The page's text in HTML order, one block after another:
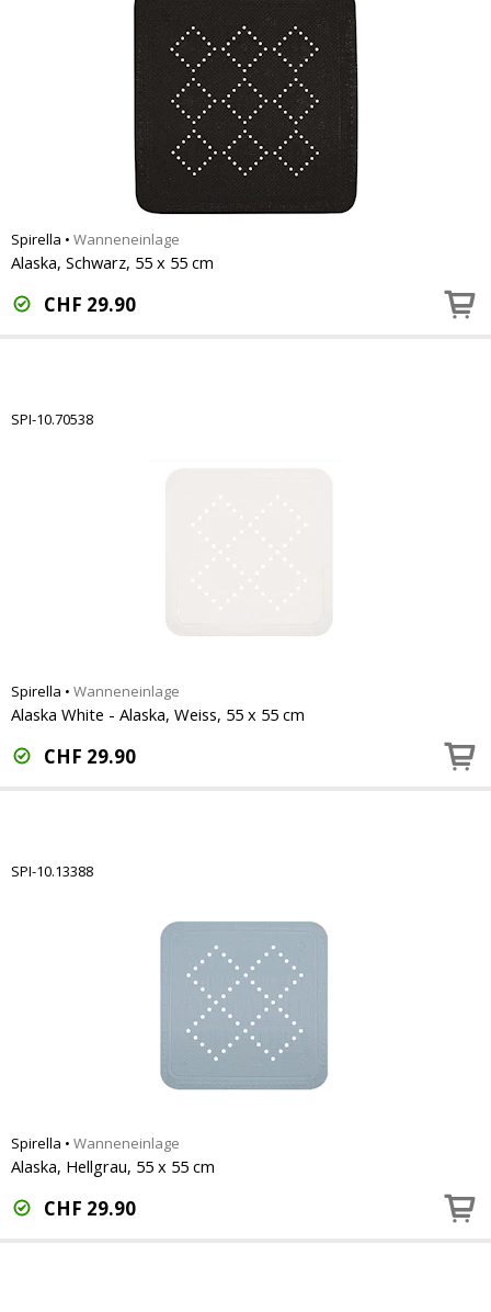
Spirella • Wanneneinlage
Alaska, Schwarz, 55 x 55 cm
CHF 29.90
SPI-10.70538
Spirella • Wanneneinlage
Alaska White - Alaska, Weiss, 55 x 55 cm
CHF 29.90
SPI-10.13388
Spirella • Wanneneinlage
Alaska, Hellgrau, 55 x 55 cm
CHF 29.90